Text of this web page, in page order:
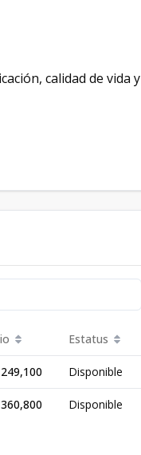
calidad de vida y
Estatus
Disponible
Disponible